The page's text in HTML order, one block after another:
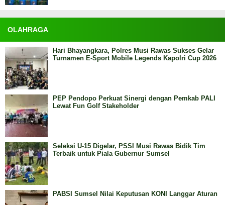
OLAHRAGA
Hari Bhayangkara, Polres Musi Rawas Sukses Gelar
Turnamen E-Sport Mobile Legends Kapolri Cup 2026
PEP Pendopo Perkuat Sinergi dengan Pemkab PALI
Lewat Fun Golf Stakeholder
Seleksi U-15 Digelar, PSSI Musi Rawas Bidik Tim
Terbaik untuk Piala Gubernur Sumsel
PABSI Sumsel Nilai Keputusan KONI Langgar Aturan